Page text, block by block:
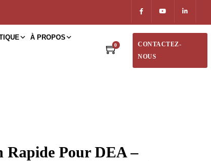
À PROPOS
0
CONTACTEZ-
NOUS
Pour DEA –